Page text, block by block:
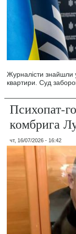
Журналісти знайшли
квартири. Суд
Психопат-
комбрига
чт, 16/07/2026 - 16:42